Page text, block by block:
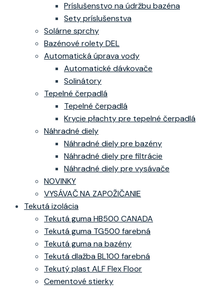
Príslušenstvo na údržbu bazéna
Sety príslušenstva
Solárne sprchy
Bazénové rolety DEL
Automatická úprava vody
Automatické dávkovače
Solinátory
Tepelné čerpadlá
Tepelné čerpadlá
Krycie płachty pre tepelné čerpadlá
Náhradné diely
Náhradné diely pre bazény
Náhradné diely pre filtrácie
Náhradné diely pre vysávače
NOVINKY
VYSÁVAČ NA ZAPOŽIČANIE
Tekutá izolácia
Tekutá guma HB500 CANADA
Tekutá guma TG500 farebná
Tekutá guma na bazény
Tekutá dlažba BL100 farebná
Tekutý plast ALF Flex Floor
Cementové stierky